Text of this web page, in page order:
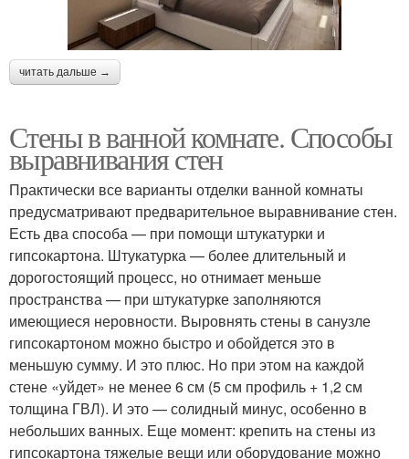
читать дальше →
Стены в ванной комнате. Способы
выравнивания стен
Практически все варианты отделки ванной комнаты
предусматривают предварительное выравнивание стен.
Есть два способа — при помощи штукатурки и
гипсокартона. Штукатурка — более длительный и
дорогостоящий процесс, но отнимает меньше
пространства — при штукатурке заполняются
имеющиеся неровности. Выровнять стены в санузле
гипсокартоном можно быстро и обойдется это в
меньшую сумму. И это плюс. Но при этом на каждой
стене «уйдет» не менее 6 см (5 см профиль + 1,2 см
толщина ГВЛ). И это — солидный минус, особенно в
небольших ванных. Еще момент: крепить на стены из
гипсокартона тяжелые вещи или оборудование можно